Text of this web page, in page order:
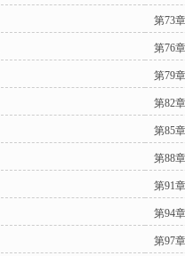
第73
第76
第79
第82
第85
第88
第91
第94
第97